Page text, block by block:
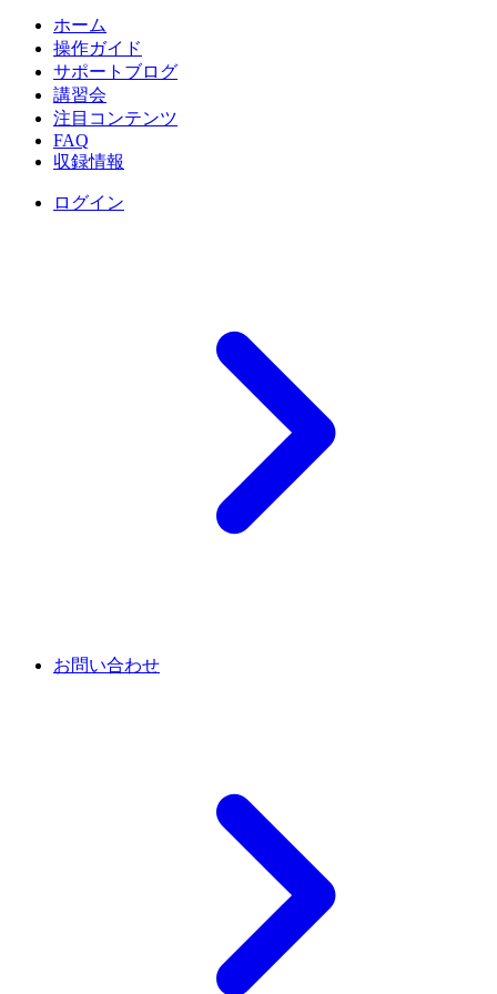
ホーム
操作ガイド
サポートブログ
講習会
注目コンテンツ
FAQ
収録情報
ログイン
お問い合わせ